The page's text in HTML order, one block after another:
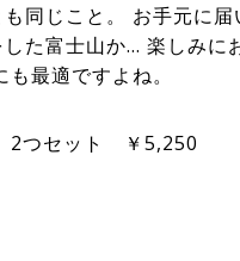
同じこと。 お手元に届
た富士山か… 楽しみに
最適ですよね。
つセット ￥5,250